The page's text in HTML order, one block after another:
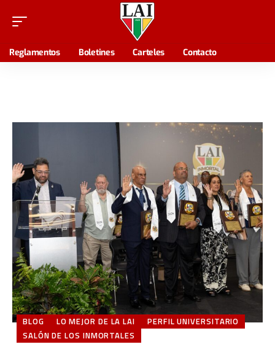
Reglamentos Boletines Carteles Contacto
BLOG LO MEJOR DE LA LAI
PERFIL UNIVERSITARIO
SALÓN DE LOS INMORTALES